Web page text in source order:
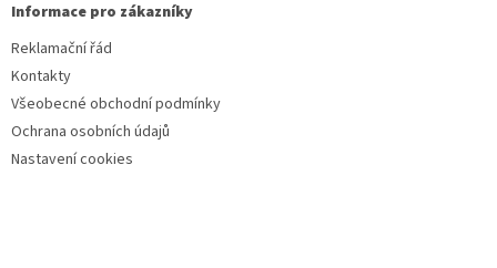
Informace pro zákazníky
Reklamační řád
Kontakty
Všeobecné obchodní podmínky
Ochrana osobních údajů
Nastavení cookies